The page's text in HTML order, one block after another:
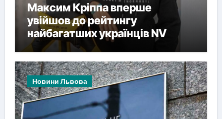
Максим Кріппа вперше
увійшов до рейтингу
найбагатших українців NV
Новини Львова